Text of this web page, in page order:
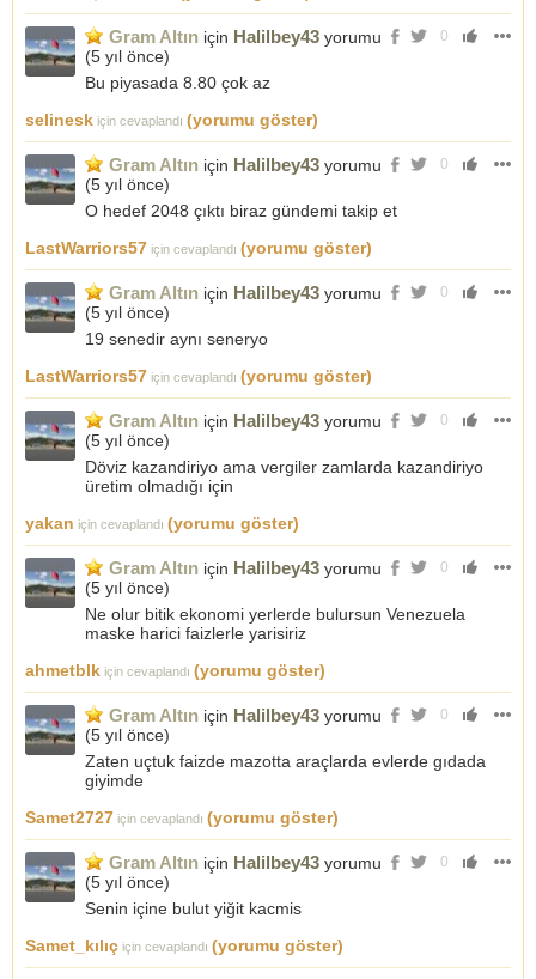
0
Gram Altın için Halilbey43 yorumu
(5 yıl önce)
Bu piyasada 8.80 çok az
selinesk için cevaplandı (yorumu göster)
0
Gram Altın için Halilbey43 yorumu
(5 yıl önce)
O hedef 2048 çıktı biraz gündemi takip et
LastWarriors57 için cevaplandı (yorumu göster)
0
Gram Altın için Halilbey43 yorumu
(5 yıl önce)
19 senedir aynı seneryo
LastWarriors57 için cevaplandı (yorumu göster)
0
Gram Altın için Halilbey43 yorumu
(5 yıl önce)
Döviz kazandiriyo ama vergiler zamlarda kazandiriyo
üretim olmadığı için
yakan için cevaplandı (yorumu göster)
0
Gram Altın için Halilbey43 yorumu
(5 yıl önce)
Ne olur bitik ekonomi yerlerde bulursun Venezuela
maske harici faizlerle yarisiriz
ahmetblk için cevaplandı (yorumu göster)
0
Gram Altın için Halilbey43 yorumu
(5 yıl önce)
Zaten uçtuk faizde mazotta araçlarda evlerde gıdada
giyimde
Samet2727 için cevaplandı (yorumu göster)
0
Gram Altın için Halilbey43 yorumu
(5 yıl önce)
Senin içine bulut yiğit kacmis
Samet_kılıç için cevaplandı (yorumu göster)